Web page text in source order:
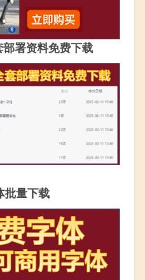
署资料免费下载
批量下载